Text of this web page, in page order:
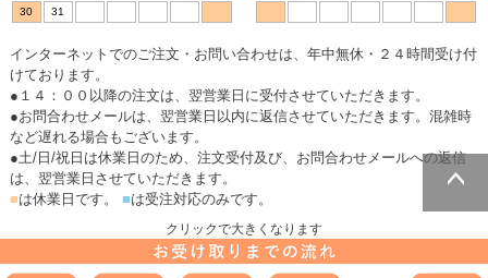
プへ
30
31
インターネットでのご注文・お問い合わせは、年中無休・２４時間受け付
けております。
●１４：００以降の注文は、翌営業日に受付させていただきます。
●お問合わせメールは、翌営業日以内に返信させていただきます。混雑時
など遅れる場合もございます。
●土/日/祝日は休業日のため、注文受付及び、お問合わせメールへの返信
は、翌営業日させていただきます。
■は休業日です。 ■は受注対応のみです。
クリックで大きくなります